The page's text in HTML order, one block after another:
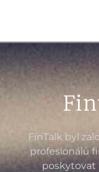
FinTalk byl
profesionálů
poskytovat